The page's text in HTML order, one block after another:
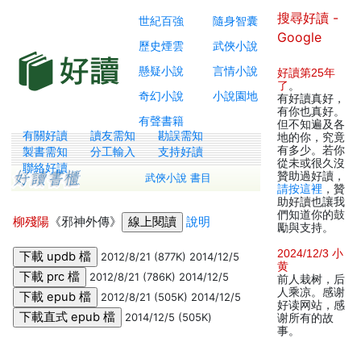
世紀百強
隨身智囊
歷史煙雲
武俠小說
懸疑小說
言情小說
奇幻小說
小說園地
有聲書籍
有關好讀 讀友需知
勘誤需知
製書需知
分工輸入
支持好讀
聯絡好讀
武俠小說 書目
柳殘陽 《邪神外傳》 說明
2012/8/21 (877K) 2014/12/5
2012/8/21 (786K) 2014/12/5
2012/8/21 (505K) 2014/12/5
2014/12/5 (505K)
搜尋好讀 -
Google
好讀第25年
了 。
有好讀真好，
有你也真好。
但不知遍及各
地的你，究竟
有多少。若你
從未或很久沒
贊助過好讀，
請按這裡 ，贊
助好讀也讓我
們知道你的鼓
勵與支持。
2024/12/3 小
黄
前人栽树，后
人乘凉。感谢
好读网站，感
谢所有的故
事。